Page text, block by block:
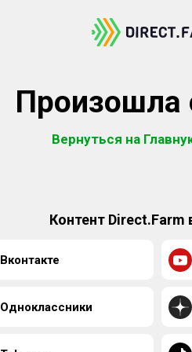
Произошла
Вернуться на
Контент Direct.Farm
Вконтакте
Одноклассники